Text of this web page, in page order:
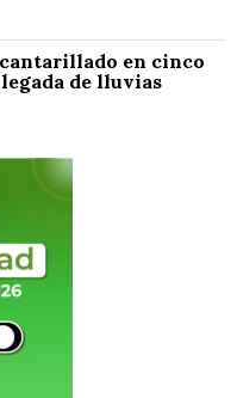
en cinco
de lluvias